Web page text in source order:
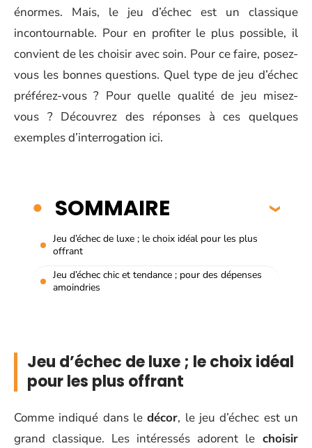
énormes. Mais, le jeu d’échec est un classique
incontournable. Pour en profiter le plus possible, il
convient de les choisir avec soin. Pour ce faire, posez-
vous les bonnes questions. Quel type de jeu d’échec
préférez-vous ? Pour quelle qualité de jeu misez-
vous ? Découvrez des réponses à ces quelques
exemples d’interrogation ici.
SOMMAIRE
Jeu d’échec de luxe ; le choix idéal pour les plus
offrant
Jeu d’échec chic et tendance ; pour des dépenses
amoindries
Jeu d’échec de luxe ; le choix idéal
pour les plus offrant
Comme indiqué dans ledécor, le jeu d’échec est un
grand classique. Les intéressés adorent le choisir